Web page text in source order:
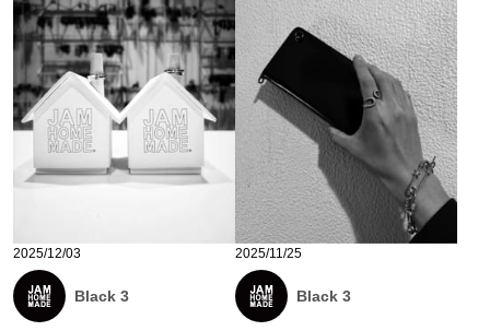
2025/12/03
Black 3
2025/11/25
Black 3